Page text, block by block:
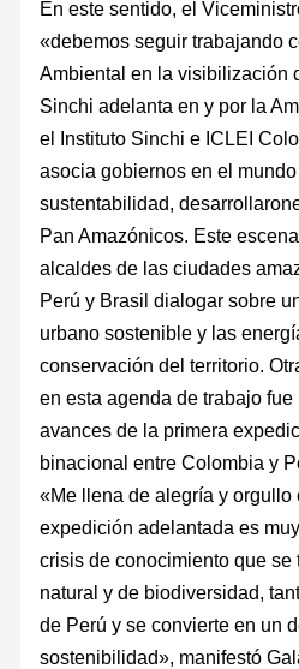
En este sentido, el
«debemos seguir trabajando
Ambiental en la visibilización
Sinchi adelanta en y por la
el Instituto Sinchi e ICLEI
asocia gobiernos en el
sustentabilidad,
Pan Amazónicos. Este
alcaldes de las ciudades
Perú y Brasil dialogar sobre
urbano sostenible y las
conservación del territorio.
en esta agenda de trabajo
avances de la primera
binacional entre Colombia y
«Me llena de alegría y orgullo
expedición adelantada es
crisis de conocimiento que se
natural y de biodiversidad,
de Perú y se convierte en un
sostenibilidad», manifestó